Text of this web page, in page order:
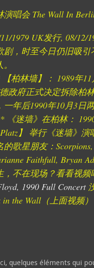
演唱会 The Wall In
11/1979 UK发行, 08/
剧，时至今日仍旧吸
柏林墙】： 1989年
政府正式决定拆除柏
年后1990年10月3日
迷墙》在柏林：
Platz】 举行《迷墙》
歌星朋友：Scorpions,
Faithfull, Bryan
，不在现场？看看视
1990 Full Concert
in the Wall（上面视频）
quelques éléments qui